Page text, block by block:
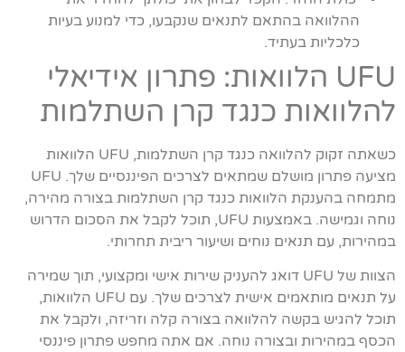
ההלוואה בהתאם לתנאים שנקבעו, כדי למנוע בעיות
כלכליות בעתיד.
UFU הלוואות: פתרון אידיאלי
להלוואות כנגד קרן השתלמות
כשאתה זקוק להלוואה כנגד קרן השתלמות, UFU הלוואות
מציעה פתרון מושלם שמתאים לצרכים הפיננסיים שלך. UFU
מתמחה בהענקת הלוואות כנגד קרן השתלמות בצורה מהירה,
נוחה וגמישה. באמצעות UFU, תוכל לקבל את הסכום הדרוש
במהירות, עם תנאים נוחים ושיעור ריבית תחרותי.
הצוות של UFU דואג להעניק שירות אישי ומקצועי, תוך שמירה
על תנאים מותאמים אישית לצרכים שלך. עם UFU הלוואות,
תוכל להגיש בקשה להלוואה בצורה קלה וזריזה, ולקבל את
הכסף במהירות ובצורה נוחה. אם אתה מחפש פתרון פיננסי